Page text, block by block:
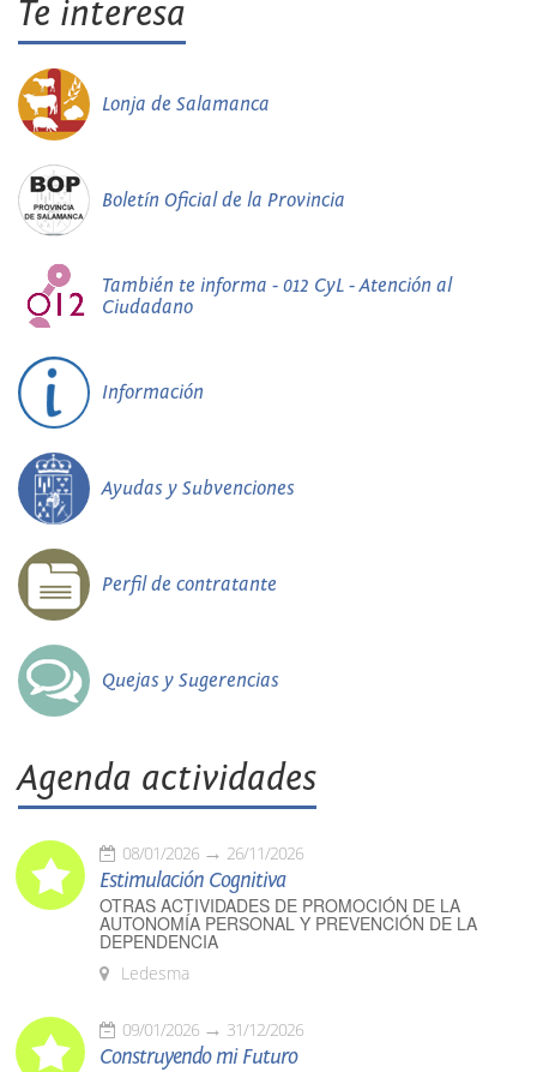
Te interesa
Lonja de Salamanca
Boletín Oficial de la Provincia
También te informa - 012 CyL - Atención al
Ciudadano
Información
Ayudas y Subvenciones
Perfil de contratante
Quejas y Sugerencias
Agenda actividades
08/01/2026 26/11/2026
Estimulación Cognitiva
OTRAS ACTIVIDADES DE PROMOCIÓN DE LA
AUTONOMÍA PERSONAL Y PREVENCIÓN DE LA
DEPENDENCIA
Ledesma
09/01/2026 31/12/2026
Construyendo mi Futuro